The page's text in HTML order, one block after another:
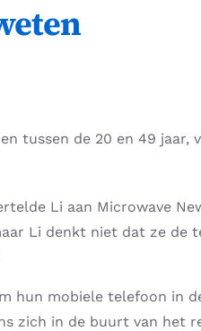
tussen de 20 en 49 jaar,
Li aan Microwave
Li denkt niet dat ze de
hun mobiele telefoon in
zich in de buurt van